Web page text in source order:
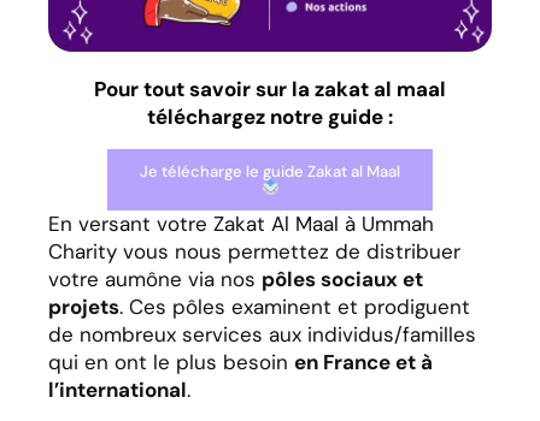
Pour tout savoir sur la zakat al maal
téléchargez notre guide :
Je télécharge le guide Zakat al Maal
En versant votre Zakat Al Maal à Ummah
Charity vous nous permettez de distribuer
votre aumône via nos pôles sociaux et
projets. Ces pôles examinent et prodiguent
de nombreux services aux individus/familles
qui en ont le plus besoin en France et à
l’international.